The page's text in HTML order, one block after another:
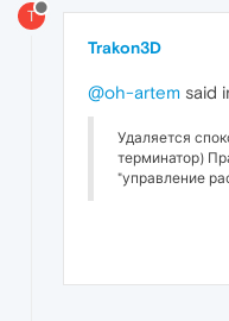
T
Trakon3D
@oh-artem said
Удаляется
терминатор)
"управление